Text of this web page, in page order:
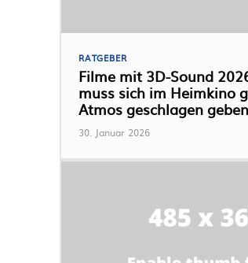
RATGEBER
Filme mit 3D-Sound
muss sich im Heimkino
Atmos geschlagen geben
30. Januar 2026